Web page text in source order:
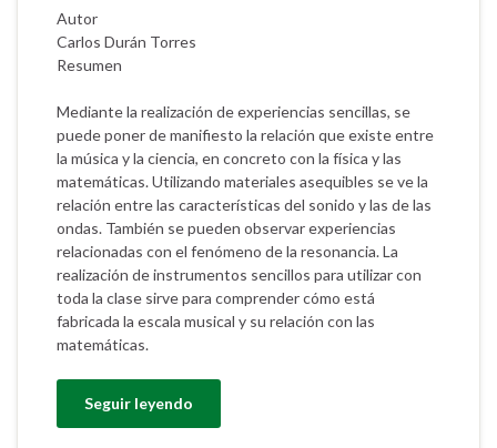
Autor
Carlos Durán Torres
Resumen
Mediante la realización de experiencias sencillas, se
puede poner de manifiesto la relación que existe entre
la música y la ciencia, en concreto con la física y las
matemáticas. Utilizando materiales asequibles se ve la
relación entre las características del sonido y las de las
ondas. También se pueden observar experiencias
relacionadas con el fenómeno de la resonancia. La
realización de instrumentos sencillos para utilizar con
toda la clase sirve para comprender cómo está
fabricada la escala musical y su relación con las
matemáticas.
Seguir leyendo